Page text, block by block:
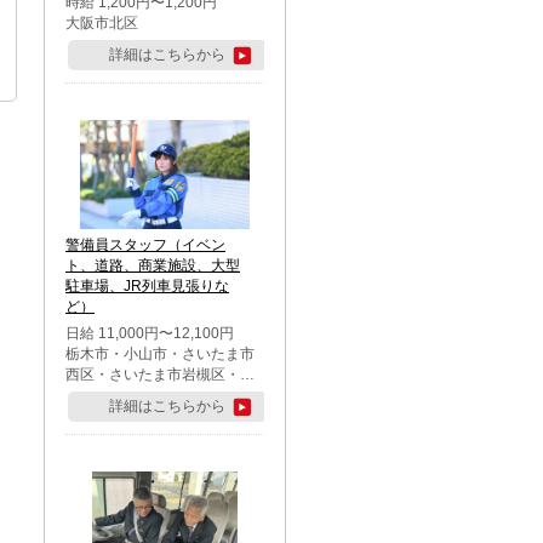
大阪市北区
詳細はこちらから
警備員スタッフ（イベン
ト、道路、商業施設、大型
駐車場、JR列車見張りな
ど）
日給 11,000円〜12,100円
栃木市・小山市・さいたま市
西区・さいたま市岩槻区・久
喜市・蓮田市
詳細はこちらから